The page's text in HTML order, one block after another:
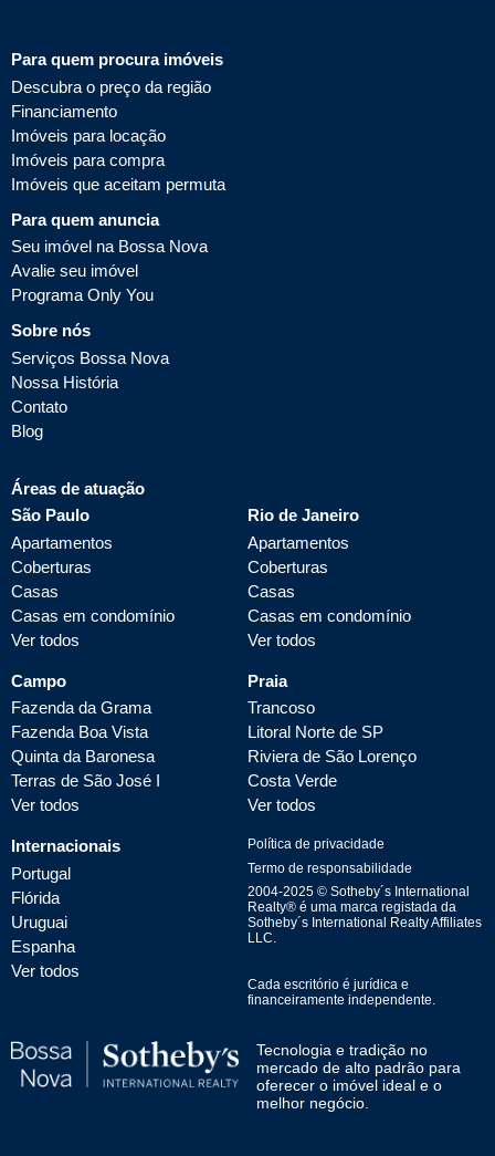
Para quem procura imóveis
Descubra o preço da região
Financiamento
Imóveis para locação
Imóveis para compra
Imóveis que aceitam permuta
Para quem anuncia
Seu imóvel na Bossa Nova
Avalie seu imóvel
Programa Only You
Sobre nós
Serviços Bossa Nova
Nossa História
Contato
Blog
Áreas de atuação
São Paulo
Apartamentos
Coberturas
Casas
Casas em condomínio
Ver todos
Rio de Janeiro
Apartamentos
Coberturas
Casas
Casas em condomínio
Ver todos
Campo
Fazenda da Grama
Fazenda Boa Vista
Quinta da Baronesa
Terras de São José I
Ver todos
Praia
Trancoso
Litoral Norte de SP
Riviera de São Lorenço
Costa Verde
Ver todos
Internacionais
Portugal
Flórida
Uruguai
Espanha
Ver todos
Política de privacidade
Termo de responsabilidade
2004-2025 © Sotheby´s International
Realty® é uma marca registada da
Sotheby´s International Realty Affiliates
LLC.
Cada escritório é jurídica e
financeiramente independente.
Tecnologia e tradição no
mercado de alto padrão para
oferecer o imóvel ideal e o
melhor negócio.